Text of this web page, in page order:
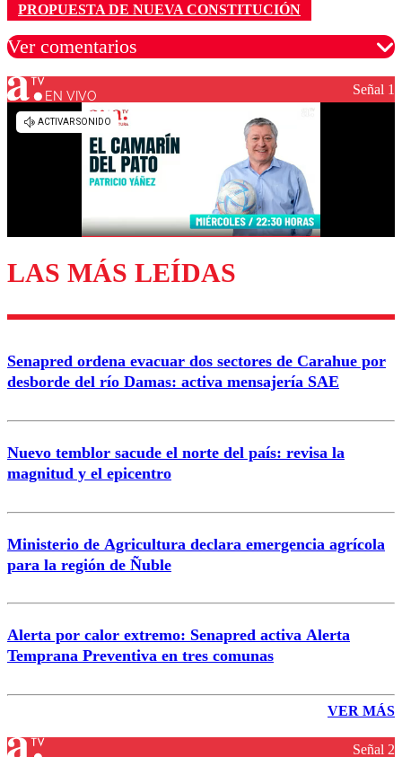
PROPUESTA DE NUEVA CONSTITUCIÓN
Ver comentarios
Los comentarios son moderados para garantizar un
diálogo respetuoso.
Enviar comentario
EN VIVO Señal 1
LAS MÁS LEÍDAS
Senapred ordena evacuar dos sectores de Carahue por
desborde del río Damas: activa mensajería SAE
Nuevo temblor sacude el norte del país: revisa la
magnitud y el epicentro
Ministerio de Agricultura declara emergencia agrícola
para la región de Ñuble
Alerta por calor extremo: Senapred activa Alerta
Temprana Preventiva en tres comunas
VER MÁS
Señal 2